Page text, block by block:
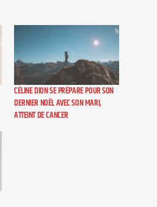
CÉLINE DION SE PRÉPARE POUR SON
DERNIER NOËL AVEC SON MARI,
ATTEINT DE CANCER